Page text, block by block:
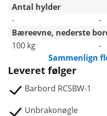
Antal hylder
-
-
Bæreevne, nederste
100 kg
-
Sammenlign
Leveret følger
Barbord RCSBW-1
Unbrakonøgle